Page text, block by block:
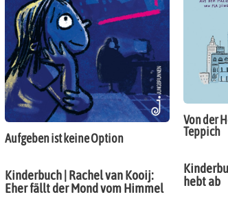
Aufgeben ist keine Option
Kinderbuch | Rachel van Kooij:
Eher fällt der Mond vom Himmel
Von der
Teppich
hebt ab